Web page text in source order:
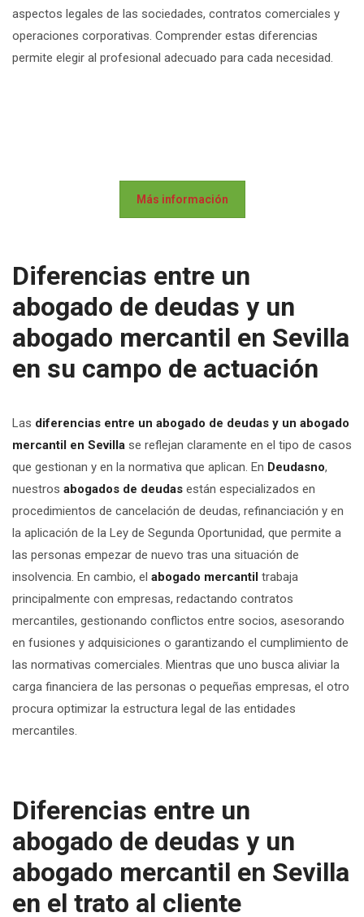
aspectos legales de las sociedades, contratos comerciales y
operaciones corporativas. Comprender estas diferencias
permite elegir al profesional adecuado para cada necesidad.
Más información
Diferencias entre un
abogado de deudas y un
abogado mercantil en Sevilla
en su campo de actuación
Las diferencias entre un abogado de deudas y un abogado
mercantil en Sevilla se reflejan claramente en el tipo de casos
que gestionan y en la normativa que aplican. En Deudasno,
nuestros abogados de deudas están especializados en
procedimientos de cancelación de deudas, refinanciación y en
la aplicación de la Ley de Segunda Oportunidad, que permite a
las personas empezar de nuevo tras una situación de
insolvencia. En cambio, el abogado mercantil trabaja
principalmente con empresas, redactando contratos
mercantiles, gestionando conflictos entre socios, asesorando
en fusiones y adquisiciones o garantizando el cumplimiento de
las normativas comerciales. Mientras que uno busca aliviar la
carga financiera de las personas o pequeñas empresas, el otro
procura optimizar la estructura legal de las entidades
mercantiles.
Diferencias entre un
abogado de deudas y un
abogado mercantil en Sevilla
en el trato al cliente